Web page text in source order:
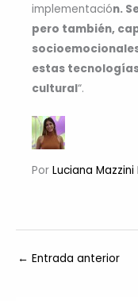
implementación.
pero también,
estas
cultural“.
Por Luciana Mazzini
← Entrada anterior